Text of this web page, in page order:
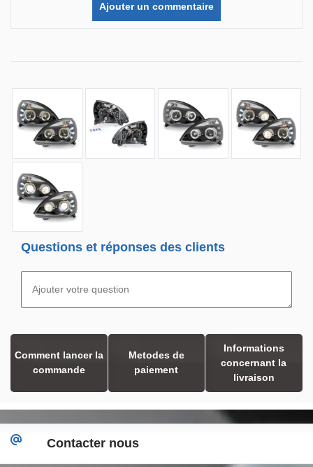
Ajouter un commentaire
Questions et réponses des clients
Comment lancer la
commande
Metodes de
paiement
Informations
concernant la
livraison
Contacter nous